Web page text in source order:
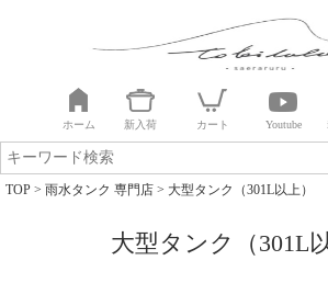
ホーム 新入荷 カート Youtube
TOP 雨水タンク 専門店 大型タンク（301L以上）
大型タンク（301L以